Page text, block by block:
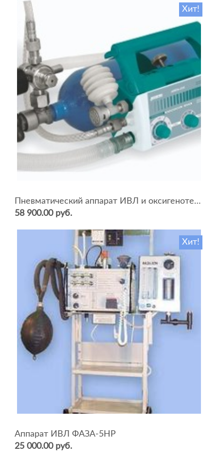
Хит!
Пневматический аппарат ИВЛ и оксигенотерапии портативный АИВЛп-2/20-«ТМТ»
58 900.00 руб.
Хит!
Аппарат ИВЛ ФАЗА-5НР
25 000.00 руб.